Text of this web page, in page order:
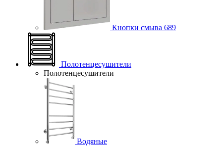
Кнопки смыва 689
Полотенцесушители
Полотенцесушители
Водяные